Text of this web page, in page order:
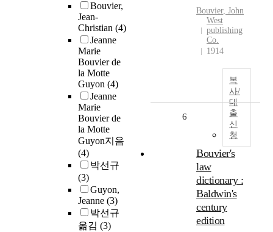
Bouvier,
Jean-
Christian (4)
Jeanne
Marie
Bouvier de
la Motte
Guyon (4)
Jeanne
Marie
Bouvier de
la Motte
Guyon지음
(4)
박선규
(3)
Guyon,
Jeanne (3)
박선규
옮김 (3)
Bouvier, John
West
publishing
Co.
1914
복
사/
대
출
신
청
6
Bouvier's
law
dictionary :
Baldwin's
century
edition